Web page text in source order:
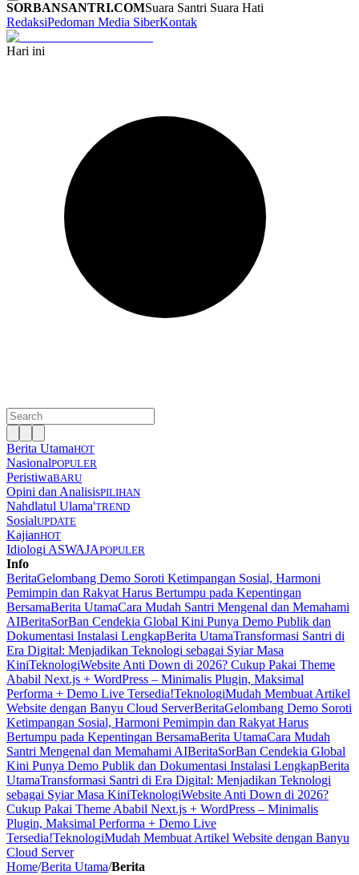
SORBANSANTRI.COMSuara Santri Suara Hati
RedaksiPedoman Media SiberKontak
Hari ini
Berita UtamaHOT
NasionalPOPULER
PeristiwaBARU
Opini dan AnalisisPILIHAN
Nahdlatul Ulama'TREND
SosialUPDATE
KajianHOT
Idiologi ASWAJAPOPULER
Info
BeritaGelombang Demo Soroti Ketimpangan Sosial, Harmoni
Pemimpin dan Rakyat Harus Bertumpu pada Kepentingan
BersamaBerita UtamaCara Mudah Santri Mengenal dan Memahami
AIBeritaSorBan Cendekia Global Kini Punya Demo Publik dan
Dokumentasi Instalasi LengkapBerita UtamaTransformasi Santri di
Era Digital: Menjadikan Teknologi sebagai Syiar Masa
KiniTeknologiWebsite Anti Down di 2026? Cukup Pakai Theme
Ababil Next.js + WordPress – Minimalis Plugin, Maksimal
Performa + Demo Live Tersedia!TeknologiMudah Membuat Artikel
Website dengan Banyu Cloud ServerBeritaGelombang Demo Soroti
Ketimpangan Sosial, Harmoni Pemimpin dan Rakyat Harus
Bertumpu pada Kepentingan BersamaBerita UtamaCara Mudah
Santri Mengenal dan Memahami AIBeritaSorBan Cendekia Global
Kini Punya Demo Publik dan Dokumentasi Instalasi LengkapBerita
UtamaTransformasi Santri di Era Digital: Menjadikan Teknologi
sebagai Syiar Masa KiniTeknologiWebsite Anti Down di 2026?
Cukup Pakai Theme Ababil Next.js + WordPress – Minimalis
Plugin, Maksimal Performa + Demo Live
Tersedia!TeknologiMudah Membuat Artikel Website dengan Banyu
Cloud Server
Home/Berita Utama/Berita